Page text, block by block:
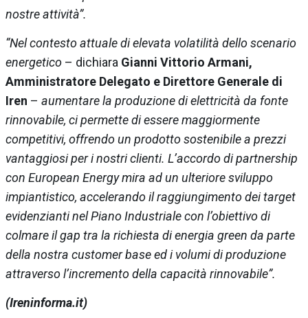
nostre attività”.
“Nel contesto attuale di elevata volatilità dello scenario
energetico – dichiara Gianni Vittorio Armani,
Amministratore Delegato e Direttore Generale di
Iren – aumentare la produzione di elettricità da fonte
rinnovabile, ci permette di essere maggiormente
competitivi, offrendo un prodotto sostenibile a prezzi
vantaggiosi per i nostri clienti. L’accordo di partnership
con European Energy mira ad un ulteriore sviluppo
impiantistico, accelerando il raggiungimento dei target
evidenzianti nel Piano Industriale con l’obiettivo di
colmare il gap tra la richiesta di energia green da parte
della nostra customer base ed i volumi di produzione
attraverso l’incremento della capacità rinnovabile”.
(Ireninforma.it)